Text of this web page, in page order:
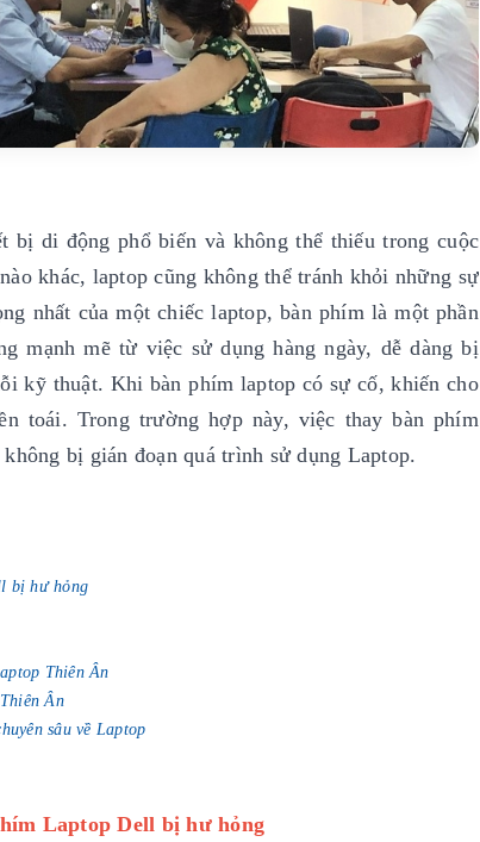
di động phổ biến và không thể thiếu trong cuộc
khác, laptop cũng không thể tránh khỏi những sự
nhất của một chiếc laptop, bàn phím là một phần
mạnh mẽ từ việc sử dụng hàng ngày, dễ dàng bị
kỹ thuật. Khi bàn phím laptop có sự cố, khiến cho
toái. Trong trường hợp này, việc thay bàn phím
bị gián đoạn quá trình sử dụng Laptop.
bị hư hỏng
Thiên Ân
Ân
sâu về Laptop
Laptop Dell bị hư hỏng